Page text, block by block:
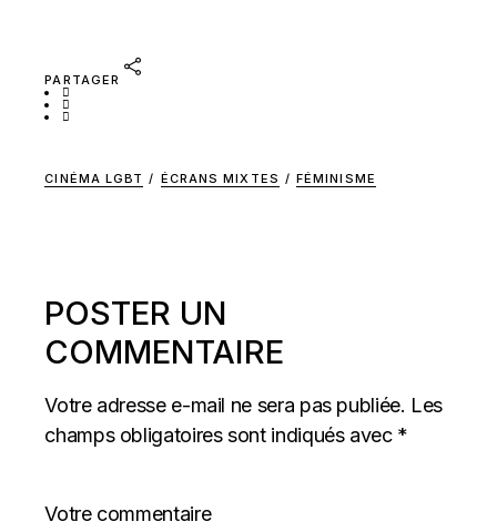
PARTAGER
CINÉMA LGBT / ÉCRANS MIXTES / FÉMINISME
POSTER UN
COMMENTAIRE
Votre adresse e-mail ne sera pas publiée. Les
champs obligatoires sont indiqués avec *